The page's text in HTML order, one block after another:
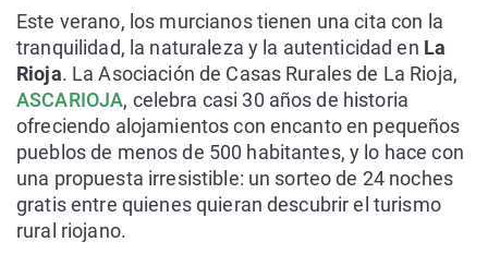
Este verano, los murcianos tienen una cita con la
tranquilidad, la naturaleza y la autenticidad en La
Rioja. La Asociación de Casas Rurales de La Rioja,
ASCARIOJA, celebra casi 30 años de historia
ofreciendo alojamientos con encanto en pequeños
pueblos de menos de 500 habitantes, y lo hace con
una propuesta irresistible: un sorteo de 24 noches
gratis entre quienes quieran descubrir el turismo
rural riojano.